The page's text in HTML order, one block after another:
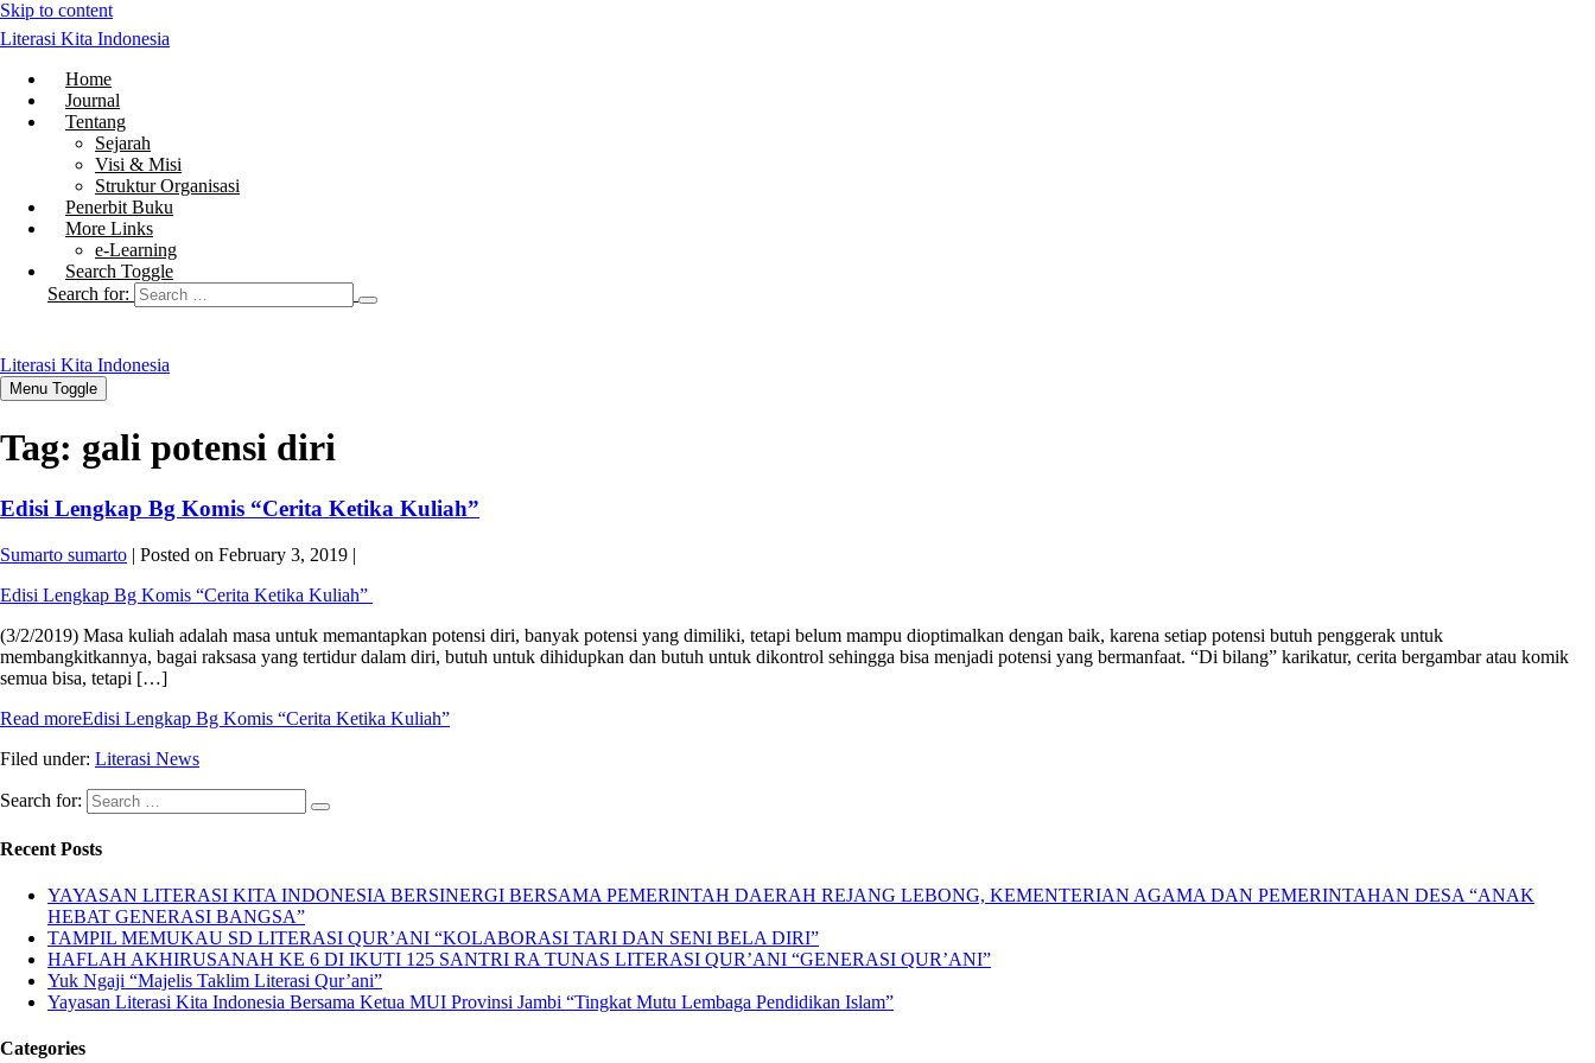
Skip to content
Literasi Kita Indonesia
Home
Journal
Tentang
Sejarah
Visi & Misi
Struktur Organisasi
Penerbit Buku
More Links
e-Learning
Search Toggle
Search for:
Literasi Kita Indonesia
Menu Toggle
Tag: gali potensi diri
Edisi Lengkap Bg Komis “Cerita Ketika Kuliah”
Sumarto sumarto | Posted on February 3, 2019 |
Edisi Lengkap Bg Komis “Cerita Ketika Kuliah”
(3/2/2019) Masa kuliah adalah masa untuk memantapkan potensi diri, banyak potensi yang dimiliki, tetapi belum mampu dioptimalkan dengan baik, karena setiap potensi butuh penggerak untuk
membangkitkannya, bagai raksasa yang tertidur dalam diri, butuh untuk dihidupkan dan butuh untuk dikontrol sehingga bisa menjadi potensi yang bermanfaat. “Di bilang” karikatur, cerita bergambar atau komik
semua bisa, tetapi […]
Read moreEdisi Lengkap Bg Komis “Cerita Ketika Kuliah”
Filed under: Literasi News
Search for:
Recent Posts
YAYASAN LITERASI KITA INDONESIA BERSINERGI BERSAMA PEMERINTAH DAERAH REJANG LEBONG, KEMENTERIAN AGAMA DAN PEMERINTAHAN DESA “ANAK
HEBAT GENERASI BANGSA”
TAMPIL MEMUKAU SD LITERASI QUR’ANI “KOLABORASI TARI DAN SENI BELA DIRI”
HAFLAH AKHIRUSANAH KE 6 DI IKUTI 125 SANTRI RA TUNAS LITERASI QUR’ANI “GENERASI QUR’ANI”
Yuk Ngaji “Majelis Taklim Literasi Qur’ani”
Yayasan Literasi Kita Indonesia Bersama Ketua MUI Provinsi Jambi “Tingkat Mutu Lembaga Pendidikan Islam”
Categories